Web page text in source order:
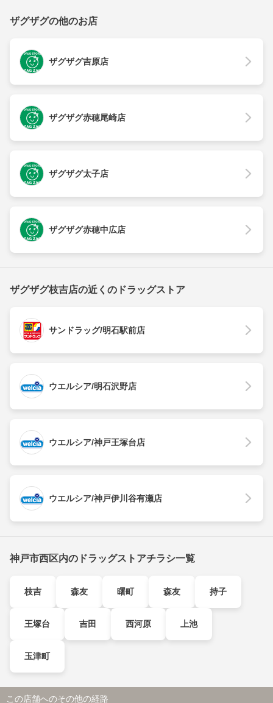
ザグザグの他のお店
ザグザグ吉原店
ザグザグ赤穂尾崎店
ザグザグ太子店
ザグザグ赤穂中広店
ザグザグ枝吉店の近くのドラッグストア
サンドラッグ/明石駅前店
ウエルシア/明石沢野店
ウエルシア/神戸王塚台店
ウエルシア/神戸伊川谷有瀬店
神戸市西区内のドラッグストアチラシ一覧
枝吉 森友 曙町 森友 持子
王塚台 吉田 西河原 上池
玉津町
この店舗へのその他の経路